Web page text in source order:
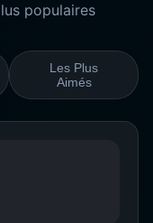
populaires
Les Plus
Aimés